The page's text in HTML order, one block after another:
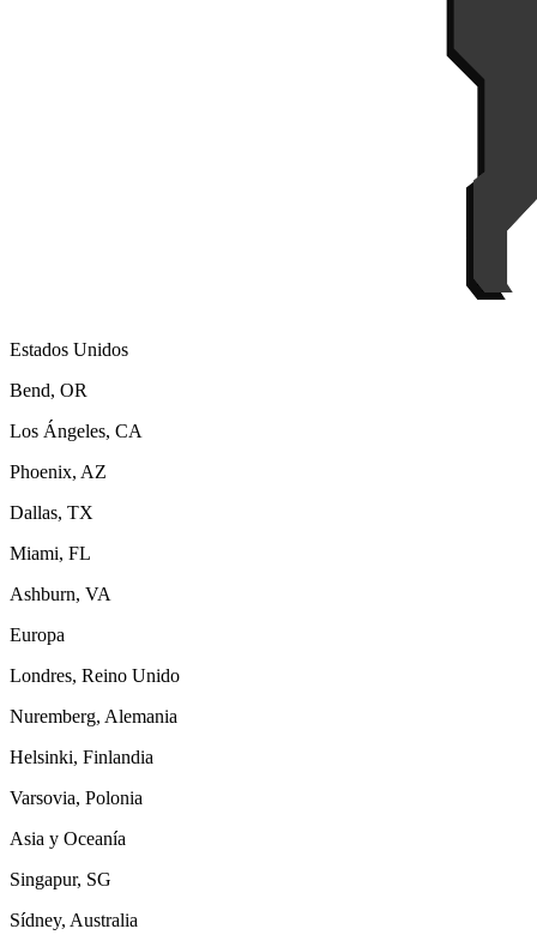
Estados Unidos
Bend, OR
Los Ángeles, CA
Phoenix, AZ
Dallas, TX
Miami, FL
Ashburn, VA
Europa
Londres, Reino Unido
Nuremberg, Alemania
Helsinki, Finlandia
Varsovia, Polonia
Asia y Oceanía
Singapur, SG
Sídney, Australia